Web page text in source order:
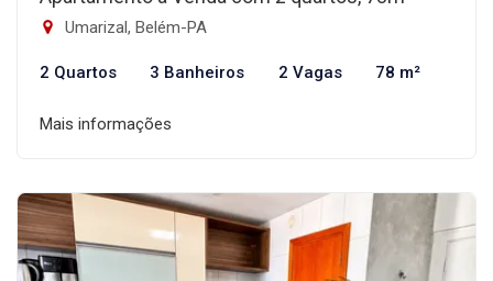
Umarizal, Belém-PA
2 Quartos 3 Banheiros 2 Vagas 78 m²
Mais informações